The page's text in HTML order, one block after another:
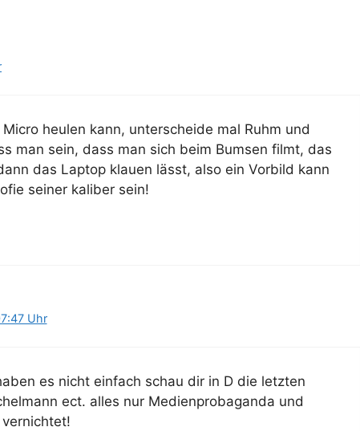
heulen kann, unterscheide mal Ruhm und
man sein, dass man sich beim Bumsen filmt, das
das Laptop klauen lässt, also ein Vorbild kann
seiner kaliber sein!
Uhr
es nicht einfach schau dir in D die letzten
ect. alles nur Medienprobaganda und